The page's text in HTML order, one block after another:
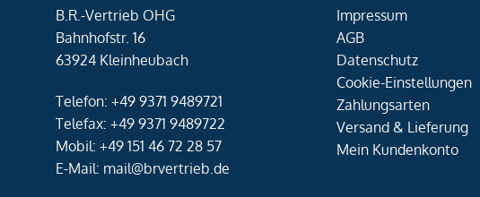
B.R.-Vertrieb OHG
Bahnhofstr. 16
63924 Kleinheubach
Telefon: +49 9371 9489721
Telefax: +49 9371 9489722
Mobil: +49 151 46 72 28 57
E-Mail: mail@brvertrieb.de
Impressum
AGB
Datenschutz
Cookie-Einstellungen
Zahlungsarten
Versand & Lieferung
Mein Kundenkonto